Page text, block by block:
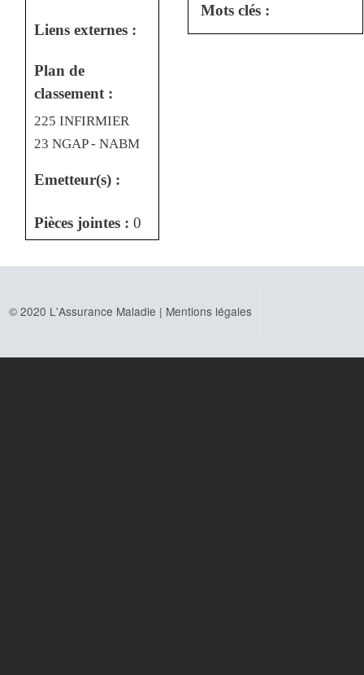
Liens externes :
Plan de
classement :
225 INFIRMIER
23 NGAP - NABM
Emetteur(s) :
Pièces jointes : 0
Mots clés :
© 2020 L'Assurance Maladie | Mentions légales